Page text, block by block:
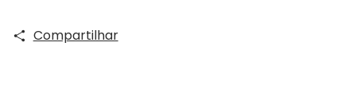
Compartilhar